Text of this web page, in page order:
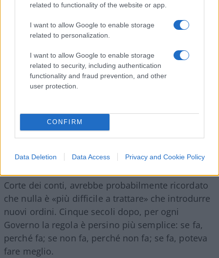
related to functionality of the website or app.
I want to allow Google to enable storage
related to personalization.
I want to allow Google to enable storage
related to security, including authentication
functionality and fraud prevention, and other
user protection.
CONFIRM
Data Deletion Data Access Privacy and Cookie Policy
Machiavelli,davanti alla recente riforma della
Corte dei conti, avrebbe probabilmente ricordato
che nulla è «più difficile a trattare» che introdurre
nuovi ordini. Cinque secoli dopo, per ogni
Governo la regola è persino più semplice: se fa,
perché fa; se non fa, perché non fa; se fa, poteva
fare meglio.